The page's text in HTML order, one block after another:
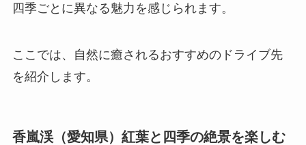
四季ごとに異なる魅力を感じられます。
ここでは、自然に癒されるおすすめのドライブ先
を紹介します。
香嵐渓（愛知県）紅葉と四季の絶景を楽しむ